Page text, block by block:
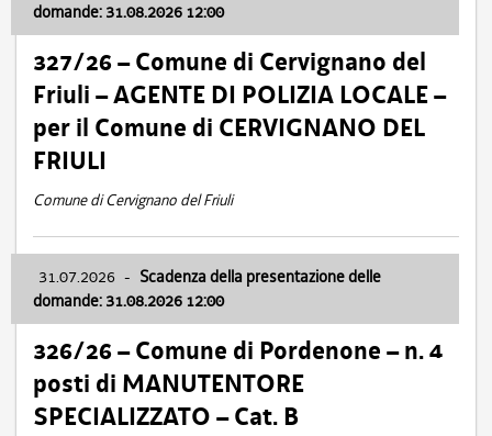
domande: 31.08.2026 12:00
327/26 – Comune di Cervignano del
Friuli – AGENTE DI POLIZIA LOCALE –
per il Comune di CERVIGNANO DEL
FRIULI
Comune di Cervignano del Friuli
31.07.2026 - Scadenza della presentazione delle
domande: 31.08.2026 12:00
326/26 – Comune di Pordenone – n. 4
posti di MANUTENTORE
SPECIALIZZATO – Cat. B